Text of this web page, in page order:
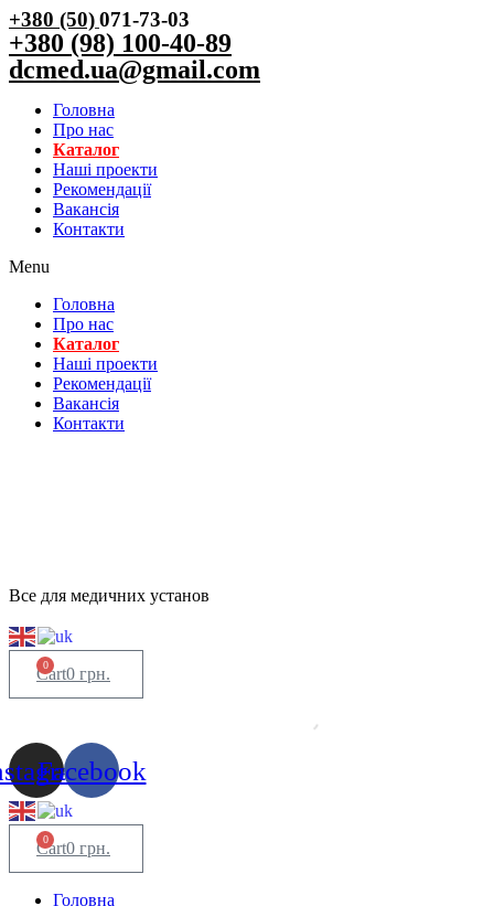
+380 (50)071-73-03
+380 (98) 100-40-89
dcmed.ua@gmail.com
Головна
Про нас
Каталог
Нашi проекти
Рекомендації
Вакансiя
Контакти
Menu
Головна
Про нас
Каталог
Нашi проекти
Рекомендації
Вакансiя
Контакти
Все для медичних установ
0 грн.
0
Cart
Facebook
0 грн.
0
Cart
Головна